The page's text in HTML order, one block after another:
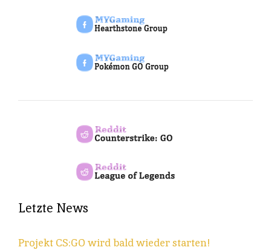
Letzte News
Projekt CS:GO wird bald wieder starten!